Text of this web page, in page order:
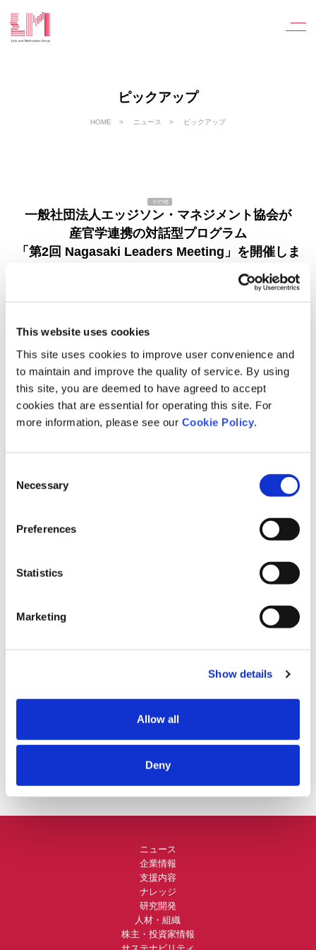
This website uses cookies
This site uses cookies to improve user convenience and
to maintain and improve the quality of service. By using
this site, you are deemed to have agreed to accept
cookies that are essential for operating this site. For
more information, please see our Cookie Policy.
Selection
Necessary
Preferences
Statistics
Marketing
Show details
Allow all
Deny
ピックアップ
HOME ニュース ピックアップ
その他
一般社団法人エッジソン・マネジメント協会が
産官学連携の対話型プログラム
「第2回 Nagasaki Leaders Meeting」を開催しま
法人エッジソン・マネジメント協会は、2025年12月25日（木）、長崎
県庁にて、長崎県内7校の高校生と地域で活躍する大人が世代や立場を
越えて「長崎のありたい未来」を語り合う対話型プログラム「第2回
Nagasaki Leaders Meeting」を開催しました。
ニュース
企業情報
支援内容
ナレッジ
研究開発
人材・組織
株主・投資家情報